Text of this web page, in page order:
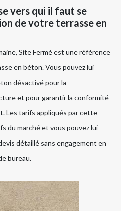
vers qui il faut se
de votre terrasse en
Site Fermé est une référence
en béton. Vous pouvez lui
désactivé pour la
et pour garantir la conformité
Les tarifs appliqués par cette
du marché et vous pouvez lui
détaillé sans engagement en
bureau.